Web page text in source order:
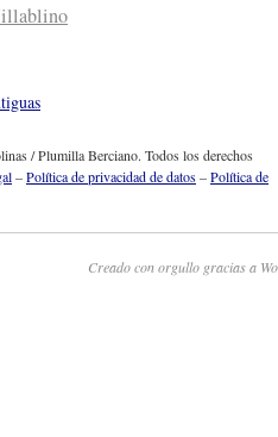
/ Plumilla Berciano. Todos los derechos
–Política de privacidad de datos–Política de
Creado con orgullo gracias a